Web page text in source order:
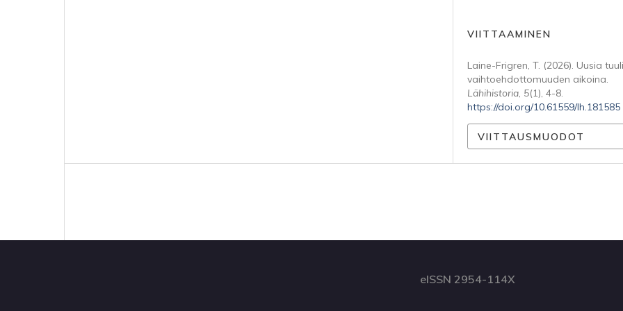
VIITTAAMINEN
Laine-Frigren, T. (2026). Uusia
vaihtoehdottomuuden aikoina.
Lähihistoria, 5(1), 4-8.
https://doi.org/10.61559/lh.181585
VIITTAUSMUODOT
eISSN 2954-114X